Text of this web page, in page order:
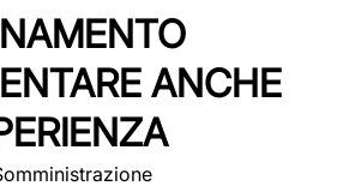
ANCHE